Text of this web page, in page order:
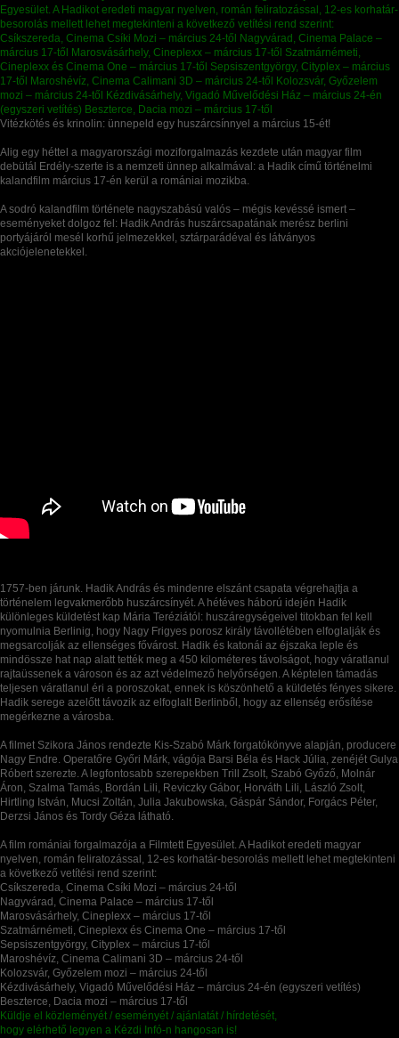
Vitézkötés és krinolin: ünnepeld egy huszárcsínnyel a március 15-ét!
Alig egy héttel a magyarországi moziforgalmazás kezdete után magyar film
debütál Erdély-szerte is a nemzeti ünnep alkalmával: a Hadik című történelmi
kalandfilm március 17-én kerül a romániai mozikba.
A sodró kalandfilm története nagyszabású valós – mégis kevéssé ismert –
eseményeket dolgoz fel: Hadik András huszárcsapatának merész berlini
portyájáról mesél korhű jelmezekkel, sztárparádéval és látványos
akciójelenetekkel.
1757-ben járunk. Hadik András és mindenre elszánt csapata végrehajtja a
történelem legvakmerőbb huszárcsínyét. A hétéves háború idején Hadik
különleges küldetést kap Mária Teréziától: huszáregységeivel titokban fel kell
nyomulnia Berlinig, hogy Nagy Frigyes porosz király távollétében elfoglalják és
megsarcolják az ellenséges fővárost. Hadik és katonái az éjszaka leple és
mindössze hat nap alatt tették meg a 450 kilométeres távolságot, hogy váratlanul
rajtaüssenek a városon és az azt védelmező helyőrségen. A képtelen támadás
teljesen váratlanul éri a poroszokat, ennek is köszönhető a küldetés fényes sikere.
Hadik serege azelőtt távozik az elfoglalt Berlinből, hogy az ellenség erősítése
megérkezne a városba.
A filmet Szikora János rendezte Kis-Szabó Márk forgatókönyve alapján, producere
Nagy Endre. Operatőre Győri Márk, vágója Barsi Béla és Hack Júlia, zenéjét Gulya
Róbert szerezte. A legfontosabb szerepekben Trill Zsolt, Szabó Győző, Molnár
Áron, Szalma Tamás, Bordán Lili, Reviczky Gábor, Horváth Lili, László Zsolt,
Hirtling István, Mucsi Zoltán, Julia Jakubowska, Gáspár Sándor, Forgács Péter,
Derzsi János és Tordy Géza látható.
A film romániai forgalmazója a Filmtett Egyesület. A Hadikot eredeti magyar
nyelven, román feliratozással, 12-es korhatár-besorolás mellett lehet megtekinteni
a következő vetítési rend szerint:
Csíkszereda, Cinema Csíki Mozi – március 24-től
Nagyvárad, Cinema Palace – március 17-től
Marosvásárhely, Cineplexx – március 17-től
Szatmárnémeti, Cineplexx és Cinema One – március 17-től
Sepsiszentgyörgy, Cityplex – március 17-től
Maroshévíz, Cinema Calimani 3D – március 24-től
Kolozsvár, Győzelem mozi – március 24-től
Kézdivásárhely, Vigadó Művelődési Ház – március 24-én (egyszeri vetítés)
Beszterce, Dacia mozi – március 17-től
Küldje el közleményét / eseményét / ajánlatát / hírdetését,
hogy elérhető legyen a Kézdi Infó-n hangosan is!